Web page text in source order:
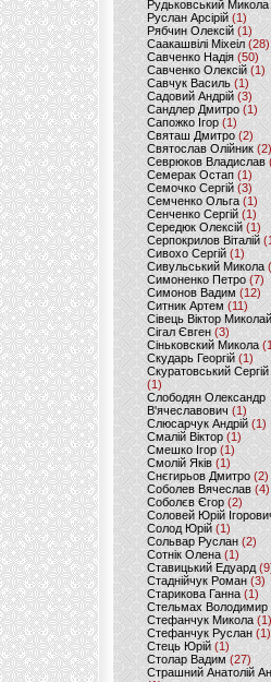
Рудьковський Микола
Руслан Арсірій(1)
Рябчин Олексій (1)
Саакашвілі Міхеіл(28)
Савченко Надія (50)
Савченко Олексій(1)
Савчук Василь (1)
Садовий Андрій (3)
Сандлер Дмитро(1)
Сапожко Ігор(1)
Святаш Дмитро (2)
Святослав Олійник (2)
Севрюков Владислав
Семерак Остап (1)
Семочко Сергій (3)
Семченко Ольга (1)
Сенченко Сергій(1)
Середюк Олексій(1)
Серпокрилов Віталій
Сивохо Сергій(1)
Сивульський Микола
Симоненко Петро(7)
Симонов Вадим (12)
Ситник Артем(11)
Сівець Віктор
Сігал Євген (3)
Сіньковский Микола
Скударь Георгій (1)
Скуратовський Сергій
(1)
Слободян Олександр
В'ячеславович(1)
Слюсарчук Андрій(1)
Смалій Віктор (1)
Смешко Ігор (1)
Смолій Яків (1)
Снєгирьов Дмитро (2)
Соболев Вячеслав (4)
Соболєв Єгор(2)
Соловей Юрій
Солод Юрій (1)
Сольвар Руслан (2)
Сотнік Олена(1)
Ставицький Едуард
Стаднійчук Роман(3)
Старикова Ганна (1)
Стельмах Володимир
Стефанчук Микола (1)
Стефанчук Руслан (1)
Стець Юрій (1)
Столар Вадим(27)
Страшний Анатолій